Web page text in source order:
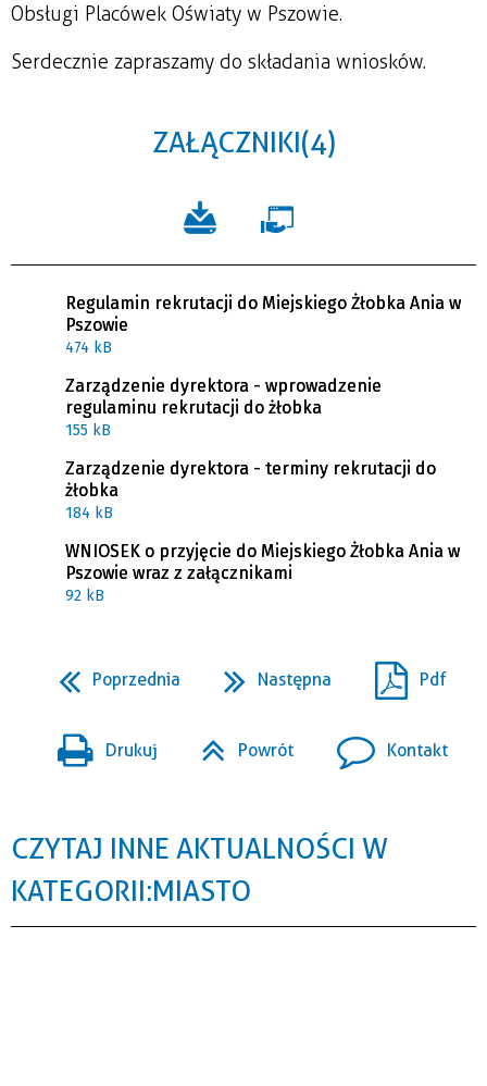
Obsługi Placówek Oświaty w Pszowie.
Serdecznie zapraszamy do składania wniosków.
ZAŁĄCZNIKI (4)
Regulamin rekrutacji do Miejskiego Żłobka Ania w
Pszowie
474 kB
Zarządzenie dyrektora - wprowadzenie
regulaminu rekrutacji do żłobka
155 kB
Zarządzenie dyrektora - terminy rekrutacji do
żłobka
184 kB
WNIOSEK o przyjęcie do Miejskiego Żłobka Ania w
Pszowie wraz z załącznikami
92 kB
Poprzednia Następna Pdf
Drukuj Powrót Kontakt
CZYTAJ INNE AKTUALNOŚCI W
KATEGORII: MIASTO